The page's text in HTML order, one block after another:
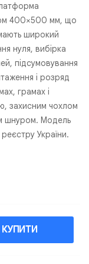
400×500 мм, що
мають широкий
нуля, вибірка
підсумовування
і розряд
грамах і
захисним чохлом
шнуром. Модель
України.